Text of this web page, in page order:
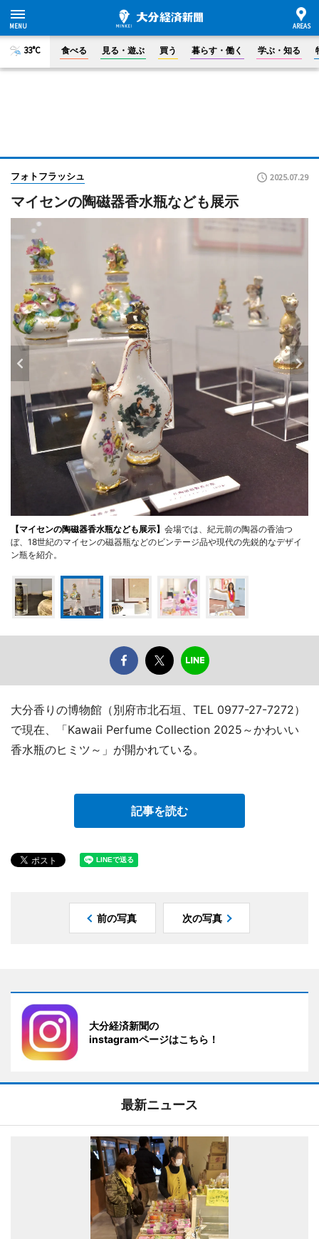
33°C 食べる 見る・遊ぶ 買う 暮らす・働く 学ぶ・知る
フォトフラッシュ 2025.07.29
マイセンの陶磁器香水瓶なども展示
【マイセンの陶磁器香水瓶なども展示】 会場では、紀元前の陶器の香油つ
ぼ、18世紀のマイセンの磁器瓶などのビンテージ品や現代の先鋭的なデザイ
ン瓶を紹介。
大分香りの博物館（別府市北石垣、TEL 0977-27-7272）
で現在、「Kawaii Perfume Collection 2025～かわいい
香水瓶のヒミツ～」が開かれている。
記事を読む
前の写真 次の写真
大分経済新聞の
instagramページはこちら！
最新ニュース